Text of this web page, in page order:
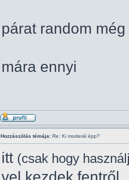
párat random
mára ennyi
Hozzászólás témája: Re: Ki moderál épp?
itt (csak hogy